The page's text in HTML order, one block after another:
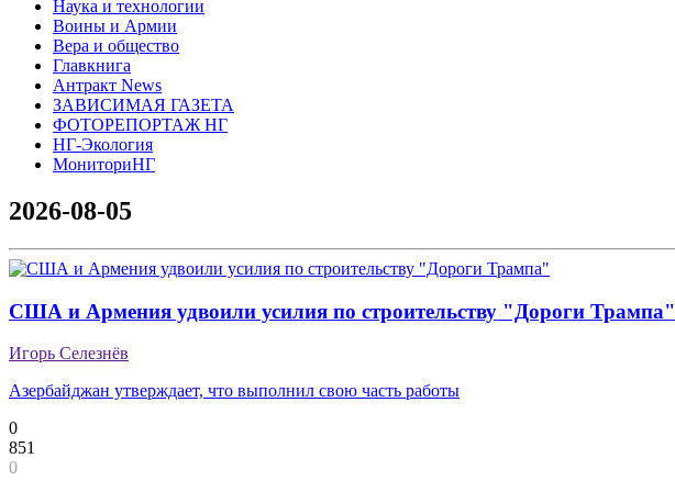
Наука и технологии
Воины и Армии
Вера и общество
Главкнига
Антракт News
ЗАВИСИМАЯ ГАЗЕТА
ФОТОРЕПОРТАЖ НГ
НГ-Экология
МониториНГ
2026-08-05
США и Армения удвоили усилия по строительству "Дороги Трампа"
Игорь Селезнёв
Азербайджан утверждает, что выполнил свою часть работы
0
851
0